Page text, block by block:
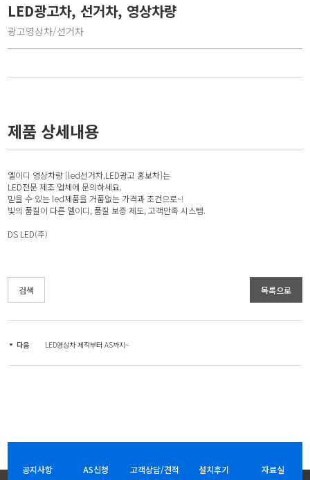
LED광고차, 선거차, 영상차량
광고영상차/선거차
제품 상세내용
엘이디 영상차량 [led선거차,LED광고 홍보차]는
LED전문 제조 업체에 문의하세요.
믿을 수 있는 led제품을 거품없는 가격과 조건으로~!
빛의 품질이 다른 엘이디, 품질 보증 제도, 고객만족 시스템.
DS LED(주)
검색 목록으로
다음 LED영상차 제작부터 AS까지~
공지사항 AS신청 고객상담/견적 설치후기 자료실